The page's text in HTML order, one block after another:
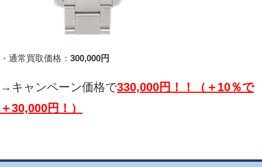
・通常買取価格： 300,000円
→キャンペーン価格で330,000円！！（＋10％で
＋30,000円！）